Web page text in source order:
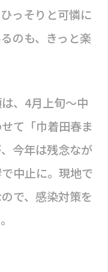
っそりと可憐に
のも、きっと楽
、4月上旬〜中
て「巾着田春ま
今年は残念なが
中止に。現地で
で、感染対策を